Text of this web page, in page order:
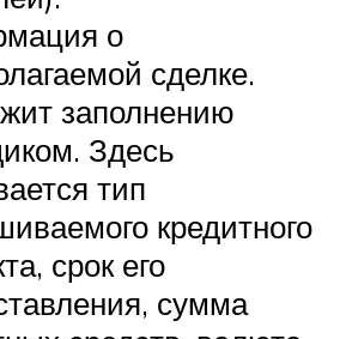
о
сделке.
заполнению
Здесь
тип
кредитного
срок его
сумма